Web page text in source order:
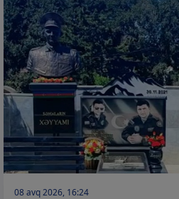
08 avq 2026, 16:24